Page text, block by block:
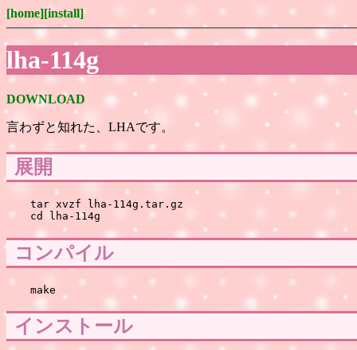
[home][install]
lha-114g
DOWNLOAD
言わずと知れた、LHAです。
展開
tar xvzf lha-114g.tar.gz
コンパイル
インストール